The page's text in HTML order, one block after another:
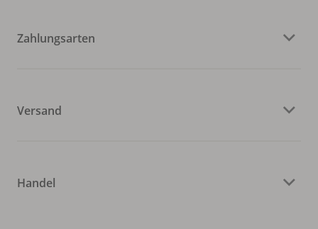
Zahlungsarten
Versand
Handel